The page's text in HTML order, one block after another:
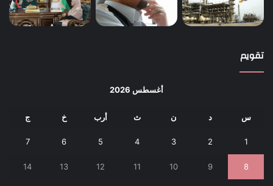
تقويم
أغسطس 2026
س د ن ث أرب خ ج
1
2
3
4
5
6
7
8
9
10
11
12
13
14